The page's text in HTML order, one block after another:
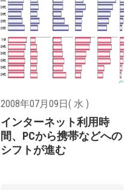
2008年07月09日( 水 )
インターネット利用時
間、PCから携帯などへの
シフトが進む